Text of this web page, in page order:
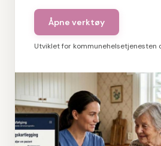
Åpne verktøy
Utviklet for kommunehelsetjenesten